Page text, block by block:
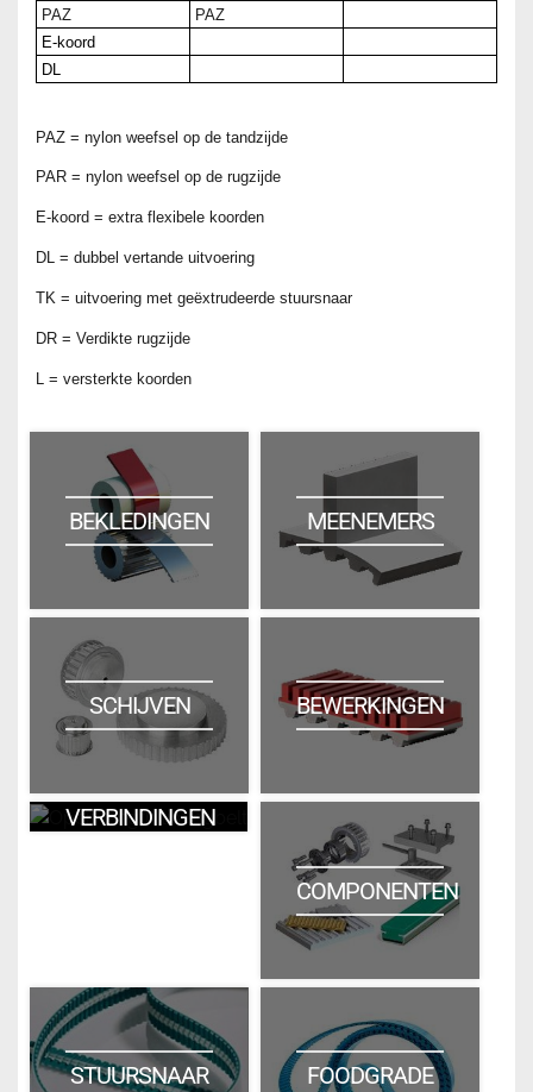
PAZ
PAZ
E-koord
DL
PAZ = nylon weefsel op de tandzijde
PAR = nylon weefsel op de rugzijde
E-koord = extra flexibele koorden
DL = dubbel vertande uitvoering
TK = uitvoering met geëxtrudeerde stuursnaar
DR = Verdikte rugzijde
L = versterkte koorden
BEKLEDINGEN MEENEMERS
SCHIJVEN BEWERKINGEN
VERBINDINGEN
COMPONENTEN
STUURSNAAR FOODGRADE